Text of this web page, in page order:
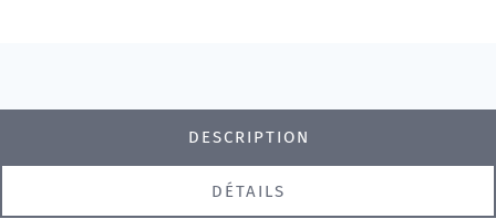
DESCRIPTION
DÉTAILS